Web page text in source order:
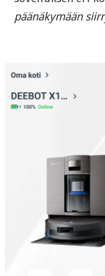
päänäkymään